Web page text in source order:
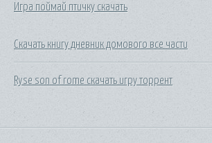
Игра поймай птичку скачать
Скачать книгу дневник домового все части
Ryse son of rome скачать игру торрент